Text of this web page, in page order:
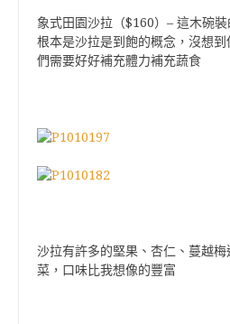
象式田園沙拉（$160） – 這木碗裝
根本是沙拉是到飽的概念，沒想
們需要好好補充體力補充蔬食
沙拉有許多的堅果、杏仁、蔓越
菜，口味比我想像的豐富